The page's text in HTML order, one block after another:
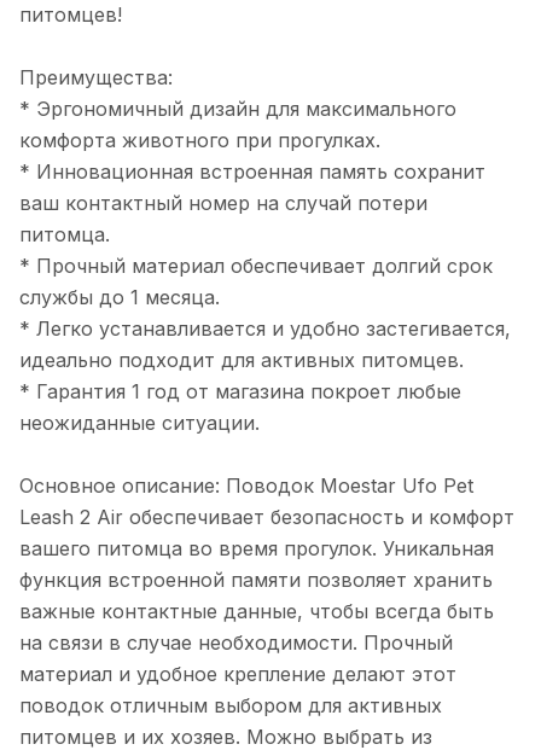
питомцев!
Преимущества:
* Эргономичный дизайн для максимального
комфорта животного при прогулках.
* Инновационная встроенная память сохранит
ваш контактный номер на случай потери
питомца.
* Прочный материал обеспечивает долгий срок
службы до 1 месяца.
* Легко устанавливается и удобно застегивается,
идеально подходит для активных питомцев.
* Гарантия 1 год от магазина покроет любые
неожиданные ситуации.
Основное описание: Поводок Moestar Ufo Pet
Leash 2 Air обеспечивает безопасность и комфорт
вашего питомца во время прогулок. Уникальная
функция встроенной памяти позволяет хранить
важные контактные данные, чтобы всегда быть
на связи в случае необходимости. Прочный
материал и удобное крепление делают этот
поводок отличным выбором для активных
питомцев и их хозяев. Можно выбрать из